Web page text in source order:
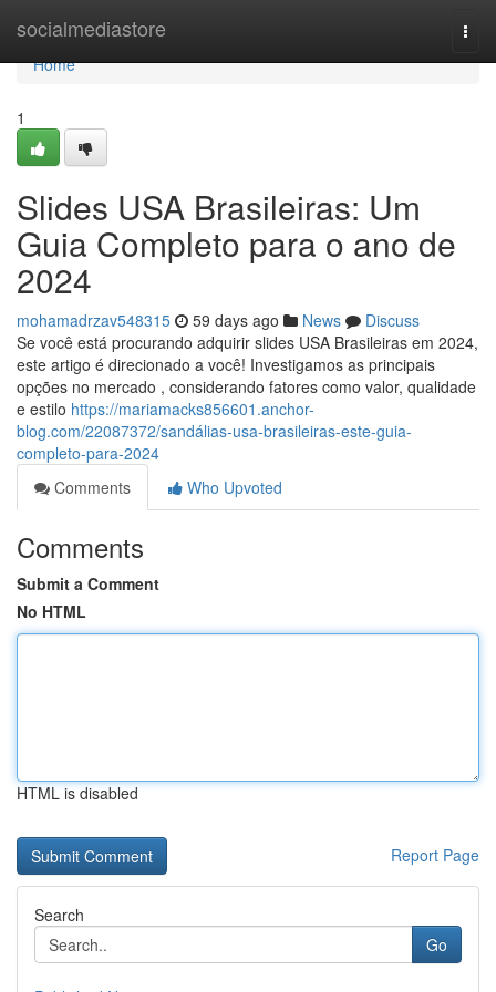
socialmediastore
Home
Home
1
Slides USA Brasileiras: Um
Guia Completo para o ano de
2024
mohamadrzav548315 59 days ago News
Discuss
Se você está procurando adquirir slides USA Brasileiras em 2024,
este artigo é direcionado a você! Investigamos as principais
opções no mercado , considerando fatores como valor, qualidade
e estilo https://mariamacks856601.anchor-
blog.com/22087372/sandálias-usa-brasileiras-este-guia-
completo-para-2024
Comments
Who Upvoted
Comments
Submit a Comment
No HTML
HTML is disabled
Report Page
Search
Go